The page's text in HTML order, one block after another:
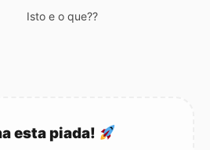
Isto e o que??
esta piada!